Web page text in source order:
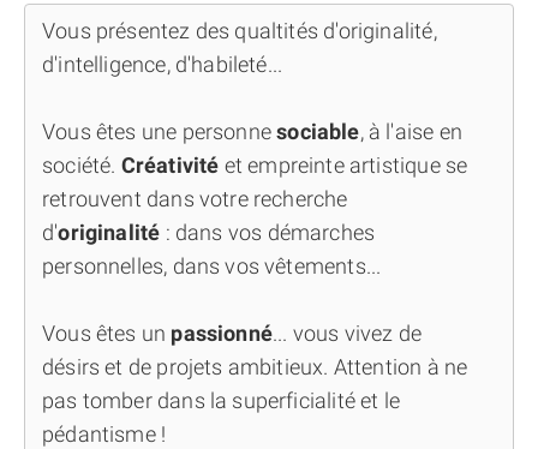
Vous présentez des qualtités d'originalité,
d'intelligence, d'habileté...
Vous êtes une personnesociable, à l'aise en
société. Créativité et empreinte artistique se
retrouvent dans votre recherche
d'originalité : dans vos démarches
personnelles, dans vos vêtements...
Vous êtes un passionné... vous vivez de
désirs et de projets ambitieux. Attention à ne
pas tomber dans la superficialité et le
pédantisme !